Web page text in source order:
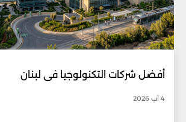
أفضل شركات التكنولوجيا في لبنان
4 آب 2026